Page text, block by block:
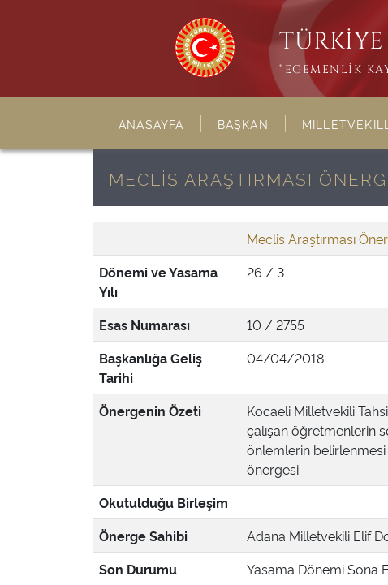
“EGEMENLİK
ANASAYFA BAŞKAN
MECLİS ARAŞTIRMASI
Meclis Araştırması
Dönemi ve Yasama
Yılı
26 / 3
Esas Numarası
10 / 2755
Başkanlığa Geliş
Tarihi
04/04/2018
Önergenin Özeti
Kocaeli Milletvekili
çalışan öğretmenlerin
önlemlerin belirlenmesi
önergesi
Okutulduğu Birleşim
Önerge Sahibi
Adana Milletvekili Elif
Son Durumu
Yasama Dönemi Sona